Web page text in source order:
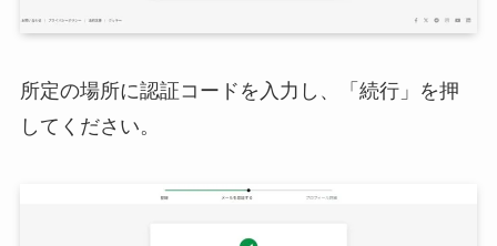
所定の場所に認証コードを入力し、「続行」を押
してください。